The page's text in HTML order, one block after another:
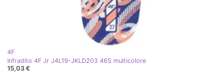
4F
Infradito 4F Jr J4L19-JKLD203 46S multicolore
15,03 €